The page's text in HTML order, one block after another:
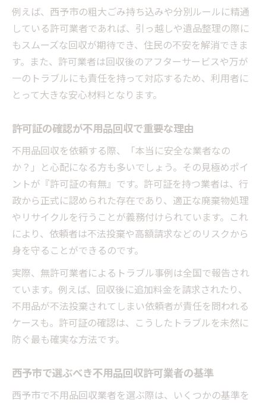
例えば、西予市の粗大ごみ持ち込みや分別ルールに精通
している許可業者であれば、引っ越しや遺品整理の際に
もスムーズな回収が期待でき、住民の不安を解消できま
す。また、許可業者は回収後のアフターサービスや万が
一のトラブルにも責任を持って対応するため、利用者に
とって大きな安心材料となります。
許可証の確認が不用品回収で重要な理由
不用品回収を依頼する際、「本当に安全な業者なの
か？」と心配になる方も多いでしょう。その見極めポイ
ントが『許可証の有無』です。許可証を持つ業者は、行
政から正式に認められた存在であり、適正な廃棄物処理
やリサイクルを行うことが義務付けられています。これ
により、依頼者は不法投棄や高額請求などのリスクから
身を守ることができるのです。
実際、無許可業者によるトラブル事例は全国で報告され
ています。例えば、回収後に追加料金を請求されたり、
不用品が不法投棄されてしまい依頼者が責任を問われる
ケースも。許可証の確認は、こうしたトラブルを未然に
防ぐ最も確実な方法です。
西予市で選ぶべき不用品回収許可業者の基準
西予市で不用品回収業者を選ぶ際は、いくつかの基準を